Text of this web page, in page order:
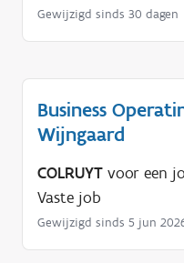
Gewijzigd sinds 30 dagen
Business
Wijngaard
COLRUYT voor een
Vaste job
Gewijzigd sinds 5 jun